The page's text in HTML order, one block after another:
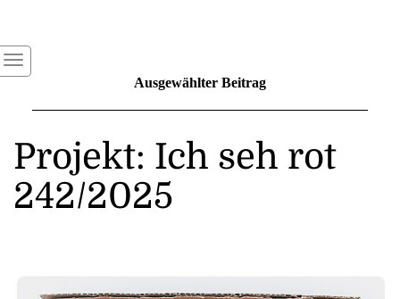
Ausgewählter Beitrag
Projekt: Ich seh rot
242/2025